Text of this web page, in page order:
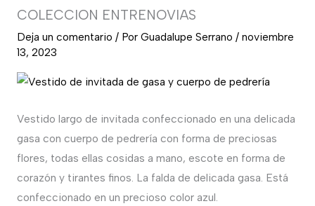
COLECCION ENTRENOVIAS
Deja un comentario / Por Guadalupe Serrano / noviembre
13, 2023
Vestido largo de invitada confeccionado en una delicada
gasa con cuerpo de pedrería con forma de preciosas
flores, todas ellas cosidas a mano, escote en forma de
corazón y tirantes finos. La falda de delicada gasa. Está
confeccionado en un precioso color azul.